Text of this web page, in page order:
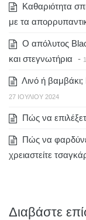
Καθαριότητα
με τα
Ο απόλυτος
και στεγνωτήρια -
Λινό ή
27 ΙΟΥΛΊΟΥ 2024
Πώς να
Πώς να
χρειαστείτε
Διαβάστε